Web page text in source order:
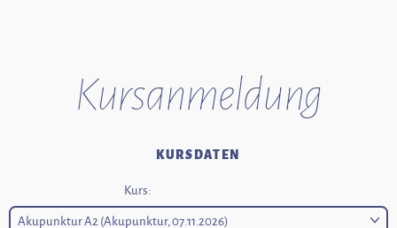
Kurs­anmeldung
KURSDATEN
Kurs: